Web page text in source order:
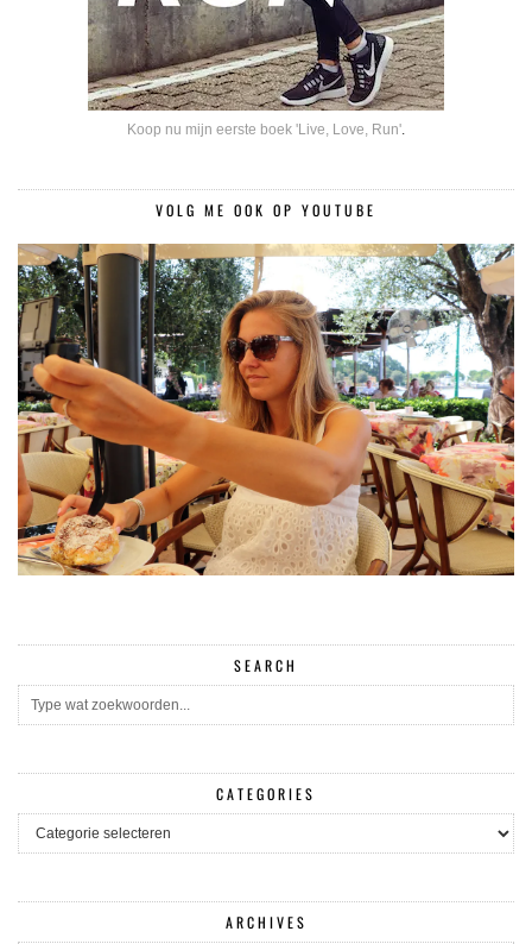
Koop nu mijn eerste boek 'Live, Love, Run'.
VOLG ME OOK OP YOUTUBE
SEARCH
CATEGORIES
CATEGORIES
ARCHIVES